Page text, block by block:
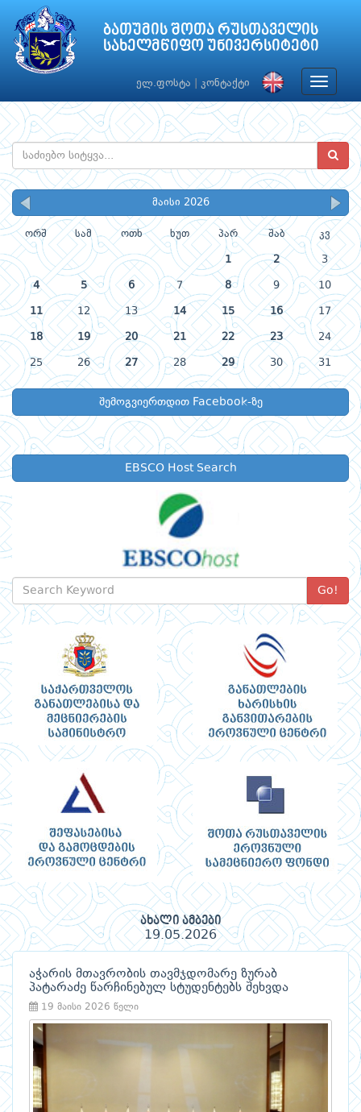
ბათუმის შოთა რუსთაველის
სახელმწიფო უნივერსიტეტი
ელ.ფოსტა კონტაქტი
Toggle
მაისი 2026
ორშ სამ ოთხ ხუთ პარ შაბ კვ
1 2 3
4 5 6 7 8 9 10
11 12 13 14 15 16 17
18 19 20 21 22 23 24
25 26 27 28 29 30 31
შემოგვიერთდით Facebook-ზე
EBSCO Host Search
Go!
ახალი ამბები
19.05.2026
აჭარის მთავრობის თავმჯდომარე ზურაბ
პატარაძე წარჩინებულ სტუდენტებს შეხვდა
19 მაისი 2026 წელი